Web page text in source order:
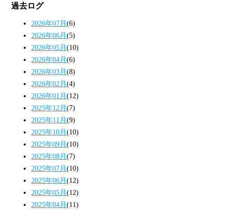
過去ログ
2026年07月(6)
2026年06月(5)
2026年05月(10)
2026年04月(6)
2026年03月(8)
2026年02月(4)
2026年01月(12)
2025年12月(7)
2025年11月(9)
2025年10月(10)
2025年09月(10)
2025年08月(7)
2025年07月(10)
2025年06月(12)
2025年05月(12)
2025年04月(11)